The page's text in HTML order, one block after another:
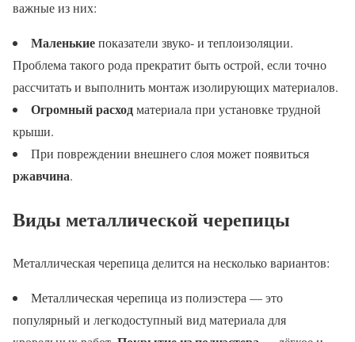
важные из них:
Маленькиепоказатели звуко- и теплоизоляции.
Проблема такого рода прекратит быть острой, если точно
рассчитать и выполнить монтаж изолирующих материалов.
Огромный расходматериала при установке трудной
крыши.
При повреждении внешнего слоя может появиться
ржавчина.
Виды металлической черепицы
Металлическая черепица делится на несколько вариантов:
Металлическая черепица из полиэстера — это
популярный и легкодоступный вид материала для